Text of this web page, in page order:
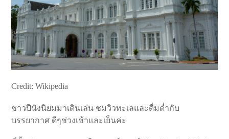
Credit: Wikipedia
ชาวปีนังนิยมมาเดินเล่น ชมวิวทะเลและดื่มด่ำกับ
บรรยากาศ ดีๆช่วงเช้าและเย็นค่ะ